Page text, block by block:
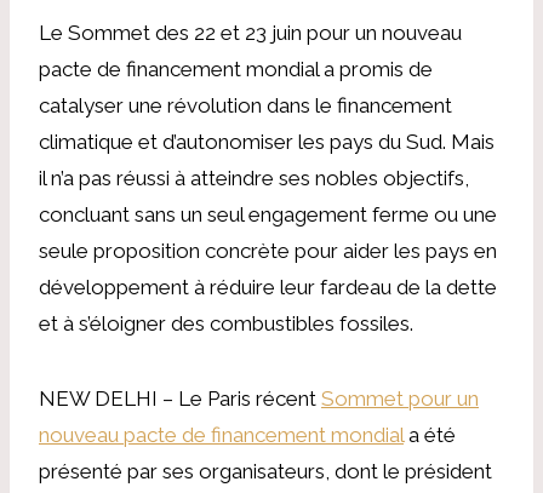
Le Sommet des 22 et 23 juin pour un nouveau
pacte de financement mondial a promis de
catalyser une révolution dans le financement
climatique et d’autonomiser les pays du Sud. Mais
il n’a pas réussi à atteindre ses nobles objectifs,
concluant sans un seul engagement ferme ou une
seule proposition concrète pour aider les pays en
développement à réduire leur fardeau de la dette
et à s’éloigner des combustibles fossiles.
NEW DELHI – Le Paris récent Sommet pour un
nouveau pacte de financement mondial a été
présenté par ses organisateurs, dont le président